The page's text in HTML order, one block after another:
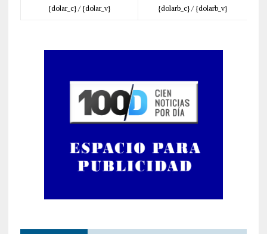
{dolar_c} / {dolar_v} {dolarb_c} / {dolarb_v}